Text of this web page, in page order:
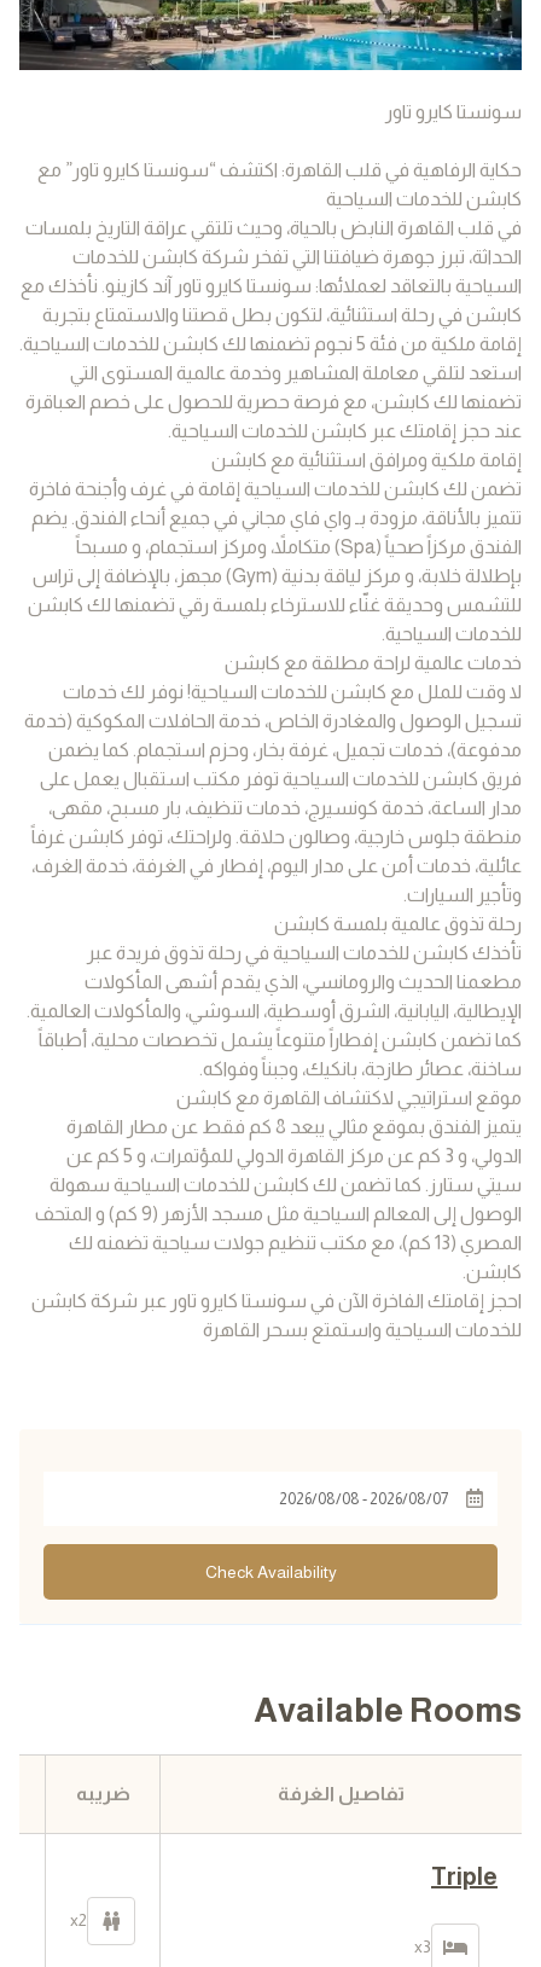
سونستا كايرو تاور
حكاية الرفاهية في قلب القاهرة: اكتشف “سونستا كايرو تاور” مع
كابشن للخدمات السياحية
في قلب القاهرة النابض بالحياة، وحيث تلتقي عراقة التاريخ بلمسات
الحداثة، تبرز جوهرة ضيافتنا التي تفخر شركة كابشن للخدمات
السياحية بالتعاقد لعملائها: سونستا كايرو تاور آند كازينو. نأخذك مع
كابشن في رحلة استثنائية، لتكون بطل قصتنا والاستمتاع بتجربة
إقامة ملكية من فئة 5 نجوم تضمنها لك كابشن للخدمات السياحية.
استعد لتلقي معاملة المشاهير وخدمة عالمية المستوى التي
تضمنها لك كابشن، مع فرصة حصرية للحصول على خصم العباقرة
عند حجز إقامتك عبر كابشن للخدمات السياحية.
إقامة ملكية ومرافق استثنائية مع كابشن
تضمن لك كابشن للخدمات السياحية إقامة في غرف وأجنحة فاخرة
تتميز بالأناقة، مزودة بـ واي فاي مجاني في جميع أنحاء الفندق. يضم
الفندق مركزاً صحياً (Spa) متكاملاً، ومركز استجمام، و مسبحاً
بإطلالة خلابة، و مركز لياقة بدنية (Gym) مجهز، بالإضافة إلى تراس
للتشمس وحديقة غنّاء للاسترخاء بلمسة رقي تضمنها لك كابشن
للخدمات السياحية.
خدمات عالمية لراحة مطلقة مع كابشن
لا وقت للملل مع كابشن للخدمات السياحية! نوفر لك خدمات
تسجيل الوصول والمغادرة الخاص، خدمة الحافلات المكوكية (خدمة
مدفوعة)، خدمات تجميل، غرفة بخار، وحزم استجمام. كما يضمن
فريق كابشن للخدمات السياحية توفر مكتب استقبال يعمل على
مدار الساعة، خدمة كونسيرج، خدمات تنظيف، بار مسبح، مقهى،
منطقة جلوس خارجية، وصالون حلاقة. ولراحتك، توفر كابشن غرفاً
عائلية، خدمات أمن على مدار اليوم، إفطار في الغرفة، خدمة الغرف،
وتأجير السيارات.
رحلة تذوق عالمية بلمسة كابشن
تأخذك كابشن للخدمات السياحية في رحلة تذوق فريدة عبر
مطعمنا الحديث والرومانسي، الذي يقدم أشهى المأكولات
الإيطالية، اليابانية، الشرق أوسطية، السوشي، والمأكولات العالمية.
كما تضمن كابشن إفطاراً متنوعاً يشمل تخصصات محلية، أطباقاً
ساخنة، عصائر طازجة، بانكيك، وجبناً وفواكه.
موقع استراتيجي لاكتشاف القاهرة مع كابشن
يتميز الفندق بموقع مثالي يبعد 8 كم فقط عن مطار القاهرة
الدولي، و 3 كم عن مركز القاهرة الدولي للمؤتمرات، و 5 كم عن
سيتي ستارز. كما تضمن لك كابشن للخدمات السياحية سهولة
الوصول إلى المعالم السياحية مثل مسجد الأزهر (9 كم) و المتحف
المصري (13 كم)، مع مكتب تنظيم جولات سياحية تضمنه لك
كابشن.
احجز إقامتك الفاخرة الآن في سونستا كايرو تاور عبر شركة كابشن
للخدمات السياحية واستمتع بسحر القاهرة
Check Availability
Available Rooms
تفاصيل الغرفة ضريبه
Triple
x3
x2